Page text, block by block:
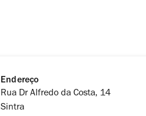
Endereço
Rua Dr Alfredo da Costa, 14
Sintra